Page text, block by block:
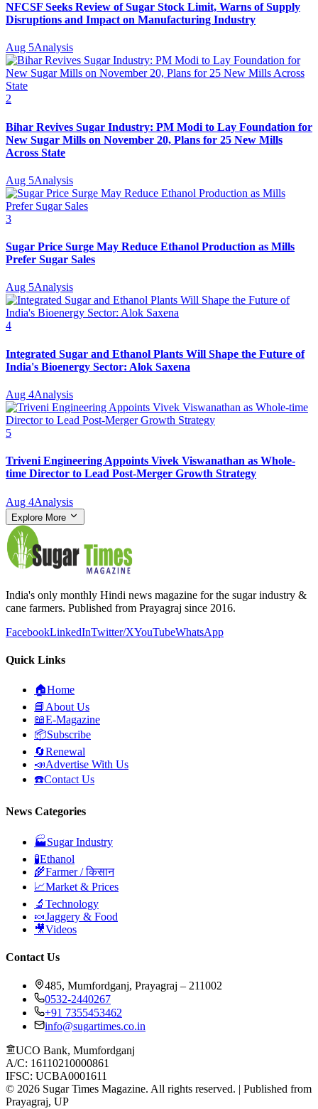
NFCSF Seeks Review of Sugar Stock Limit, Warns of Supply
Disruptions and Impact on Manufacturing Industry
Aug 5Analysis
2
Bihar Revives Sugar Industry: PM Modi to Lay Foundation for
New Sugar Mills on November 20, Plans for 25 New Mills
Across State
Aug 5Analysis
3
Sugar Price Surge May Reduce Ethanol Production as Mills
Prefer Sugar Sales
Aug 5Analysis
4
Integrated Sugar and Ethanol Plants Will Shape the Future of
India's Bioenergy Sector: Alok Saxena
Aug 4Analysis
5
Triveni Engineering Appoints Vivek Viswanathan as Whole-
time Director to Lead Post-Merger Growth Strategy
Aug 4Analysis
Explore More
India's only monthly Hindi news magazine for the sugar industry &
cane farmers. Published from Prayagraj since 2016.
FacebookLinkedInTwitter/XYouTubeWhatsApp
Quick Links
🏠Home
📘 About Us
📖E-Magazine
📦Subscribe
🔄Renewal
📣Advertise With Us
☎️Contact Us
News Categories
🏭Sugar Industry
🧪Ethanol
🌾Farmer / किसान
📈Market & Prices
🔬 Technology
🍬Jaggery & Food
🎥Videos
Contact Us
485, Mumfordganj, Prayagraj – 211002
0532-2440267
+91 7355453462
info@sugartimes.co.in
UCO Bank, Mumfordganj
A/C: 16110210000861
IFSC: UCBA0001611
© 2026 Sugar Times Magazine. All rights reserved. | Published from
Prayagraj, UP